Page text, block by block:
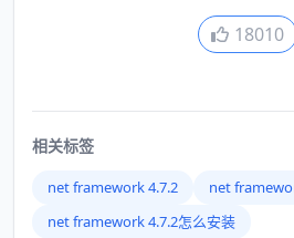
18010
相关标签
net framework 4.7.2
net
net framework 4.7.2怎么安装